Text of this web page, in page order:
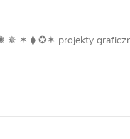
✵ ✶ ⧫ ✪✶ projekty